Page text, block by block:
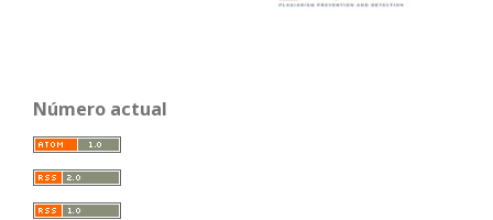
Número actual